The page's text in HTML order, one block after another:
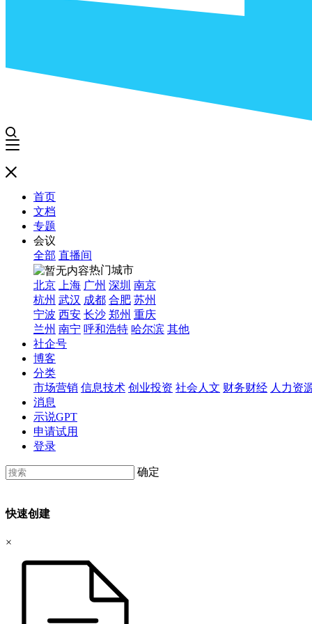
首页
文档
专题
会议
全部 直播间
热门城市
北京
上海 广州 深圳 南京
杭州 武汉 成都 合肥 苏州
宁波 西安 长沙 郑州 重庆
兰州 南宁 呼和浩特 哈尔滨 其他
社企号
博客
分类
市场营销 信息技术 创业投资 社会人文 财务财经 人力资
消息
示说GPT
申请试用
登录
确定
快速创建
×